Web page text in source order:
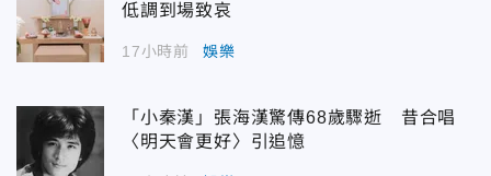
低調到場致哀
17小時前 娛樂
「小秦漢」張海漢驚傳68歲驟逝 昔合唱
〈明天會更好〉引追憶